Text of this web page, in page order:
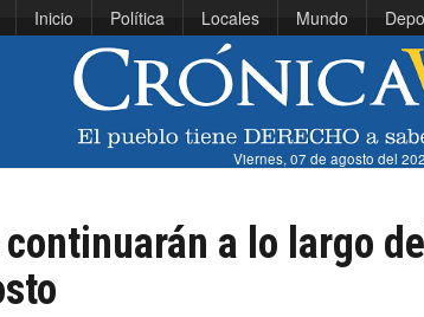
Inicio Política Locales Mundo
Viernes, 07 de agosto del
a lo largo